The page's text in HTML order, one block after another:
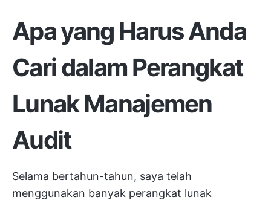
Apa yang Harus Anda
Cari dalam Perangkat
Lunak Manajemen
Audit
Selama bertahun-tahun, saya telah
menggunakan banyak perangkat lunak